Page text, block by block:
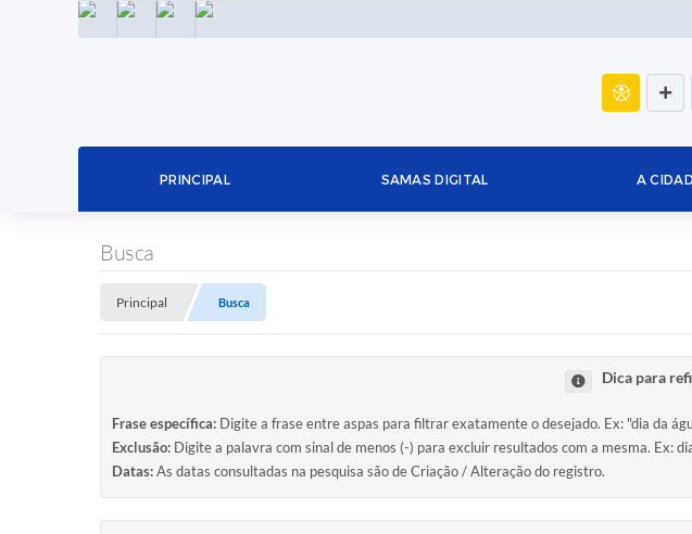
INSTAGRAMFACEBOOKLINKEDIN
PRINCIPAL SAMAS DIGITAL A
Busca
Principal Busca
Dica para
Frase específica: Digite a frase entre aspas para filtrar exatamente o desejado. Ex: "dia da
Exclusão: Digite a palavra com sinal de menos (-) para excluir resultados com a mesma. Ex:
Datas:As datas consultadas na pesquisa são de Criação / Alteração do registro.